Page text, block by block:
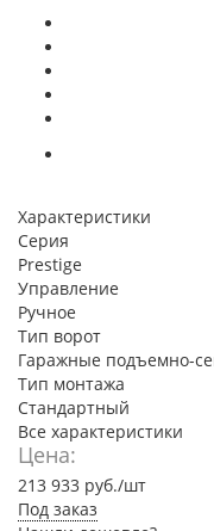
Характеристики
Серия
Prestige
Управление
Ручное
Тип ворот
Гаражные подъемно-
Тип монтажа
Стандартный
Все характеристики
Цена:
213 933 руб./шт
Под заказ